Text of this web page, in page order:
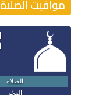
مواقيت الصلاة